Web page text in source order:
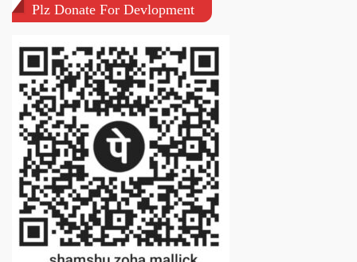
Plz Donate For Devlopment